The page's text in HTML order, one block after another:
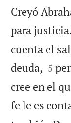
Creyó
para justicia.
cuenta el
deuda, 

5
cree en el
fe le es